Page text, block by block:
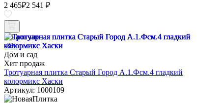
2 465₽2 541 ₽
В наличии
-3%
Дом и сад
Хит продаж
Тротуарная плитка Старый Город А.1.Фсм.4 гладкий
колормикс Хаски
Артикул: 1000109